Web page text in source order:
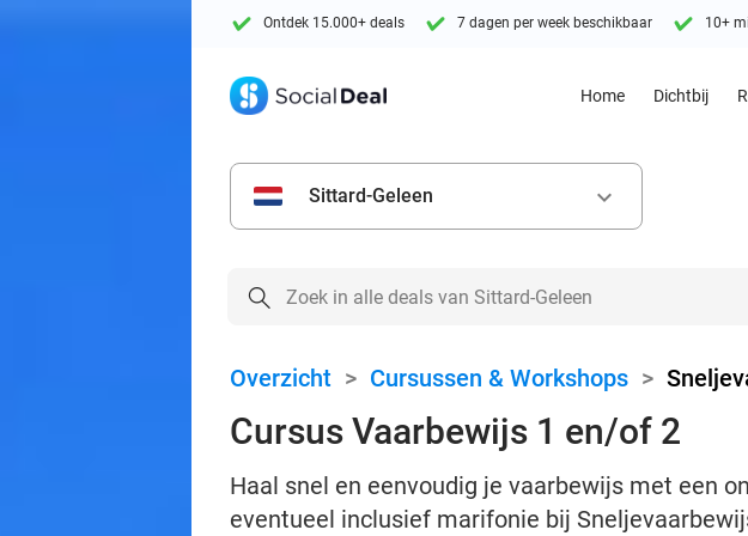
Ontdek 15.000+ deals 7 dagen per week beschikbaar 10+
Home Dichtbij
Sittard-Geleen keyboard_arrow_down
Overzicht > Cursussen & Workshops >
Cursus Vaarbewijs 1 en/of 2
Haal snel en eenvoudig je vaarbewijs met een
eventueel inclusief marifonie bij